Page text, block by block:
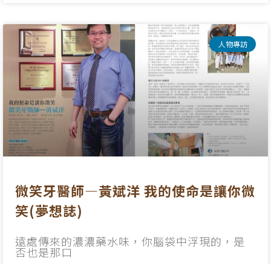
人物專訪
微笑牙醫師—黃斌洋 我的使命是讓你微
笑(夢想誌)
遠處傳來的濃濃藥水味，你腦袋中浮現的，是
否也是那口